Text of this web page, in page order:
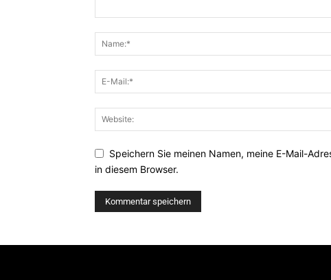
Speichern Sie meinen Namen, meine E-Mail-
in diesem Browser.